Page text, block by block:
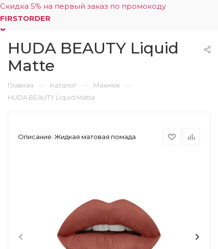
Скидка 5% на первый заказ по промокоду
FIRSTORDER
0
HUDA BEAUTY Liquid
Matte
Главная — Каталог — Макияж —
HUDA BEAUTY Liquid Matte
Описание: Жидкая матовая помада